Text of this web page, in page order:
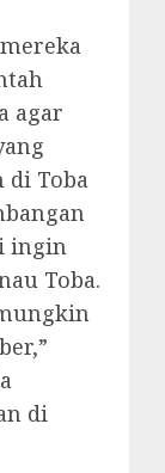
agar
di Toba
ingin
Toba.
di